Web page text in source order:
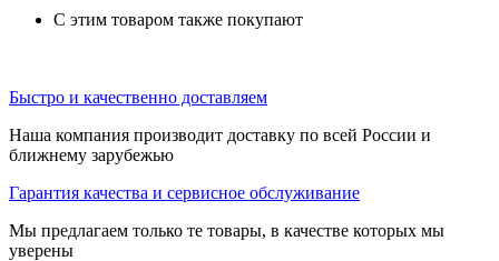
С этим товаром также покупают
Быстро и качественно доставляем
Наша компания производит доставку по всей России и
ближнему зарубежью
Гарантия качества и сервисное обслуживание
Мы предлагаем только те товары, в качестве которых мы
уверены